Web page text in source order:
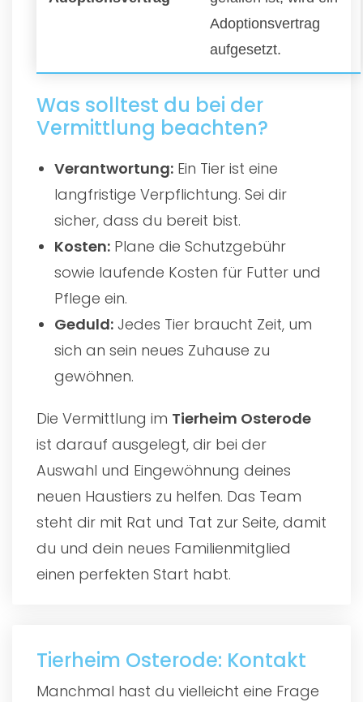
Adoptionsvertrag
aufgesetzt.
Was solltest du bei der
Vermittlung beachten?
Verantwortung: Ein Tier ist eine
langfristige Verpflichtung. Sei dir
sicher, dass du bereit bist.
Kosten: Plane die Schutzgebühr
sowie laufende Kosten für Futter und
Pflege ein.
Geduld: Jedes Tier braucht Zeit, um
sich an sein neues Zuhause zu
gewöhnen.
Die Vermittlung im Tierheim Osterode
ist darauf ausgelegt, dir bei der
Auswahl und Eingewöhnung deines
neuen Haustiers zu helfen. Das Team
steht dir mit Rat und Tat zur Seite, damit
du und dein neues Familienmitglied
einen perfekten Start habt.
Tierheim Osterode: Kontakt
Manchmal hast du vielleicht eine Frage